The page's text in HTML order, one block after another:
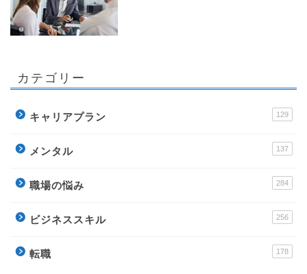
カテゴリー
キャリアプラン 129
メンタル 137
職場の悩み 284
ビジネススキル 256
転職 178